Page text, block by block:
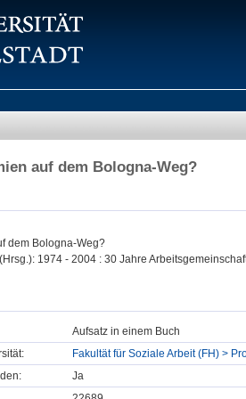
auf dem Bologna-Weg?
dem Bologna-Weg?
1974 - 2004 : 30 Jahre
Aufsatz in einem Buch
Fakultät für Soziale Arbeit (FH) >
Ja